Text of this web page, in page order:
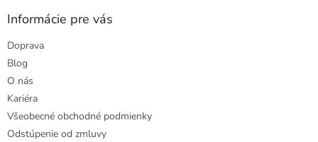
Informácie pre vás
Doprava
Blog
O nás
Kariéra
Všeobecné obchodné podmienky
Odstúpenie od zmluvy